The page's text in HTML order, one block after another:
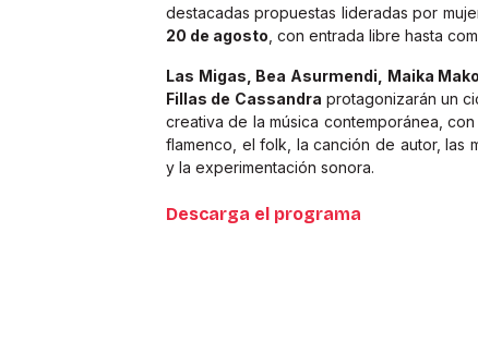
destacadas propuestas lideradas por
20 de agosto , con entrada libre hasta
Las Migas, Bea Asurmendi, Maika
Fillas de Cassandra protagonizarán un
creativa de la música contemporánea,
flamenco, el folk, la canción de autor, las
y la experimentación sonora.
Descarga el programa